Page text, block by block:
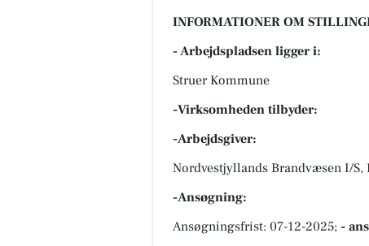
INFORMATIONER OM
- Arbejdspladsen ligger i:
Struer Kommune
-Virksomheden tilbyder:
-Arbejdsgiver:
Nordvestjyllands Brandvæsen I/
-Ansøgning:
Ansøgningsfrist: 07-12-2025; -